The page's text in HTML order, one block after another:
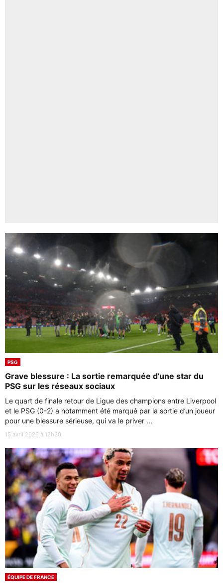
PSG
Grave blessure : La sortie remarquée d’une star du
PSG sur les réseaux sociaux
Le quart de finale retour de Ligue des champions entre Liverpool
et le PSG (0-2) a notamment été marqué par la sortie d’un joueur
pour une blessure sérieuse, qui va le priver ...
15 avril 2026 à 12h30
ÉQUIPE DE FRANCE